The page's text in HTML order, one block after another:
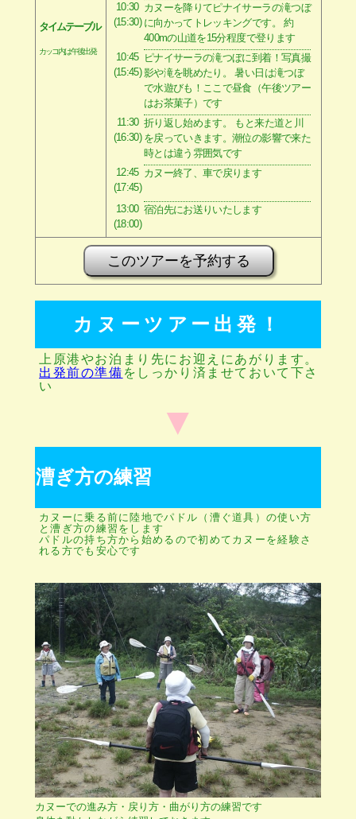
タイムテーブル
カッコ内は午後出発
10:30
(15:30)
カヌーを降りてピナイサーラの滝つぼ
に向かってトレッキングです。 約
400mの山道を15分程度で登ります
10:45
(15:45)
ピナイサーラの滝つぼに到着！写真撮
影や滝を眺めたり。 暑い日は滝つぼ
で水遊びも！ここで昼食（午後ツアー
はお茶菓子）です
11:30
(16:30)
折り返し始めます。 もと来た道と川
を戻っていきます。潮位の影響で来た
時とは違う雰囲気です
12:45
(17:45)
カヌー終了、車で戻ります
13:00
(18:00)
宿泊先にお送りいたします
このツアーを予約する
カヌーツアー出発！
上原港やお泊まり先にお迎えにあがります。
出発前の準備 をしっかり済ませておいて下さ
い
▼
漕ぎ方の練習
カヌーに乗る前に陸地でパドル（漕ぐ道具）の使い方
と漕ぎ方の練習をします
パドルの持ち方から始めるので初めてカヌーを経験さ
れる方でも安心です
カヌーでの進み方・戻り方・曲がり方の練習です